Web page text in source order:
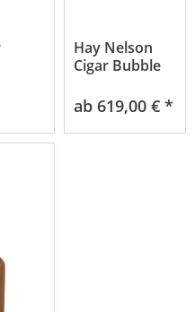
Hay Nelson
Cigar Bubble
ab 619,00 € *